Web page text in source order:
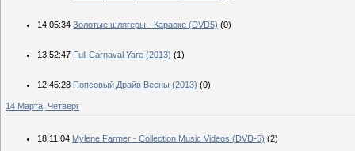
14:05:34 Золотые шлягеры - Караоке (DVD5) (0)
13:52:47 Full Carnaval Yare (2013) (1)
12:45:28 Попсовый Драйв Весны (2013) (0)
14 Марта, Четверг
18:11:04 Mylene Farmer - Collection Music Videos (DVD-5) (2)